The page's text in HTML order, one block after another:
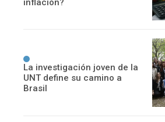
La investigación joven de la
UNT define su camino a
Brasil